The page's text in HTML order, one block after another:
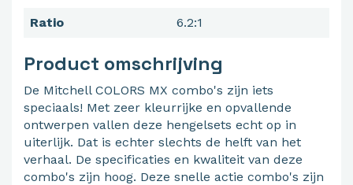
Ratio
6.2:1
Product omschrijving
De Mitchell COLORS MX combo's zijn iets
speciaals! Met zeer kleurrijke en opvallende
ontwerpen vallen deze hengelsets echt op in
uiterlijk. Dat is echter slechts de helft van het
verhaal. De specificaties en kwaliteit van deze
combo's zijn hoog. Deze snelle actie combo's zijn